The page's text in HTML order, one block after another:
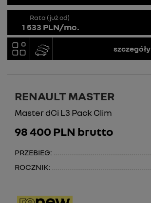
Rata (już od)
1 533 PLN/mc.
szczegóły
RENAULT MASTER
Master dCi L3 Pack Clim
98 400 PLN brutto
PRZEBIEG:
ROCZNIK: